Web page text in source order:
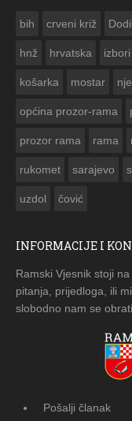
bih crveni križ
hnž hrvatska izbori
košarka mostar
općina prozor-rama
prozor rama rama
rukomet sarajevo
uzdol čović
INFORMACIJE I
Ramski Vjesnik stoji
pitanja, prijedloga, ili
slobodno nam se
Pošalji članak